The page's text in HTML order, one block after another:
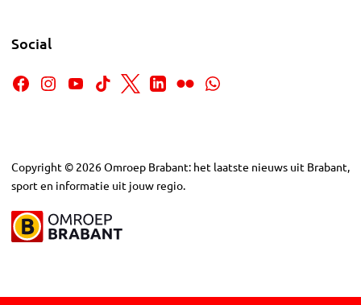
Social
Copyright © 2026Omroep Brabant: het laatste nieuws uit Brabant,
sport en informatie uit jouw regio.